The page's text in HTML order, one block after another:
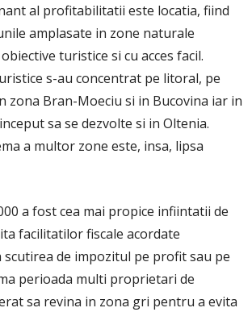
al profitabilitatii este locatia, fiind
amplasate in zone naturale
turistice si cu acces facil.
s-au concentrat pe litoral, pe
zona Bran-Moeciu si in Bucovina iar in
sa se dezvolte si in Oltenia.
a multor zone este, insa, lipsa
a fost cea mai propice infiintatii de
facilitatilor fiscale acordate
de impozitul pe profit sau pe
perioada multi proprietari de
sa revina in zona gri pentru a evita